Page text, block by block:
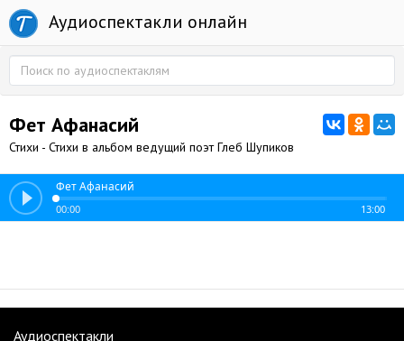
Аудиоспектакли онлайн
Фет Афанасий
Стихи - Стихи в альбом ведущий поэт Глеб Шупиков
Фет Афанасий
00:00 13:00
Аудиоспектакли